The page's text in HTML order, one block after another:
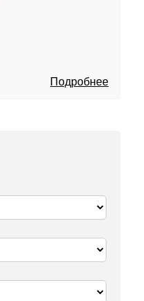
Подробнее